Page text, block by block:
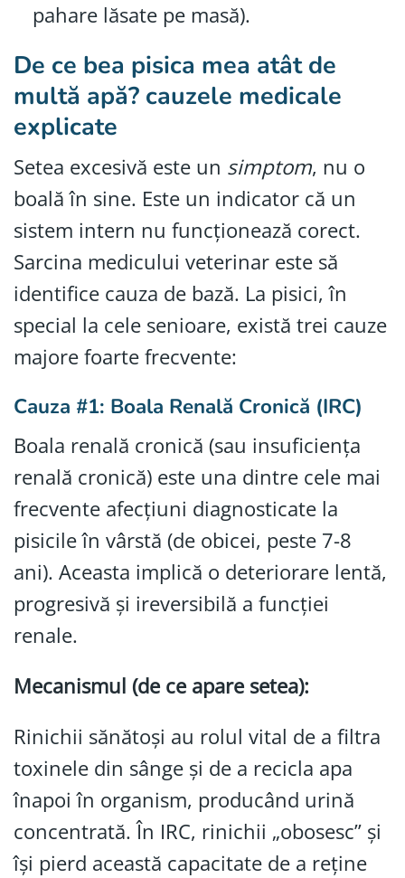
pahare lăsate pe masă).
De ce bea pisica mea atât de
multă apă? cauzele medicale
explicate
Setea excesivă este un simptom, nu o
boală în sine. Este un indicator că un
sistem intern nu funcționează corect.
Sarcina medicului veterinar este să
identifice cauza de bază. La pisici, în
special la cele senioare, există trei cauze
majore foarte frecvente:
Cauza #1: Boala Renală Cronică (IRC)
Boala renală cronică (sau insuficiența
renală cronică) este una dintre cele mai
frecvente afecțiuni diagnosticate la
pisicile în vârstă (de obicei, peste 7-8
ani). Aceasta implică o deteriorare lentă,
progresivă și ireversibilă a funcției
renale.
Mecanismul (de ce apare setea):
Rinichii sănătoși au rolul vital de a filtra
toxinele din sânge și de a recicla apa
înapoi în organism, producând urină
concentrată. În IRC, rinichii „obosesc” și
își pierd această capacitate de a reține